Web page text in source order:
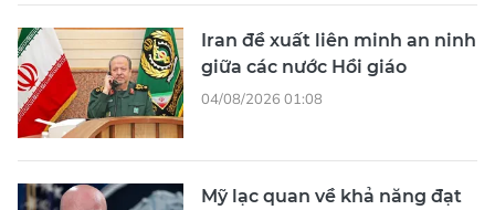
Iran đề xuất liên minh an ninh
giữa các nước Hồi giáo
04/08/2026 01:08
Mỹ lạc quan về khả năng đạt